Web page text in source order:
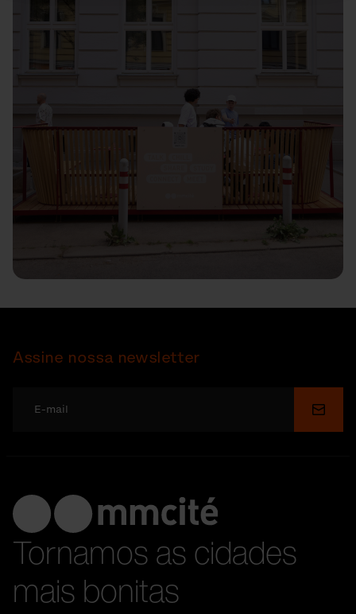
Assine nossa newsletter
Enviar
Tornamos as cidades
mais bonitas